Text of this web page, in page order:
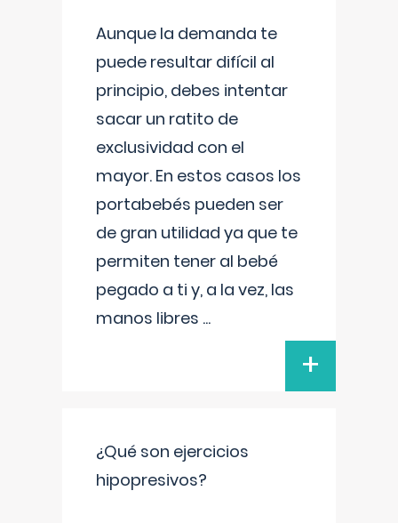
Aunque la demanda te
puede resultar difícil al
principio, debes intentar
sacar un ratito de
exclusividad con el
mayor. En estos casos los
portabebés pueden ser
de gran utilidad ya que te
permiten tener al bebé
pegado a ti y, a la vez, las
manos libres ...
+
¿Qué son ejercicios
hipopresivos?